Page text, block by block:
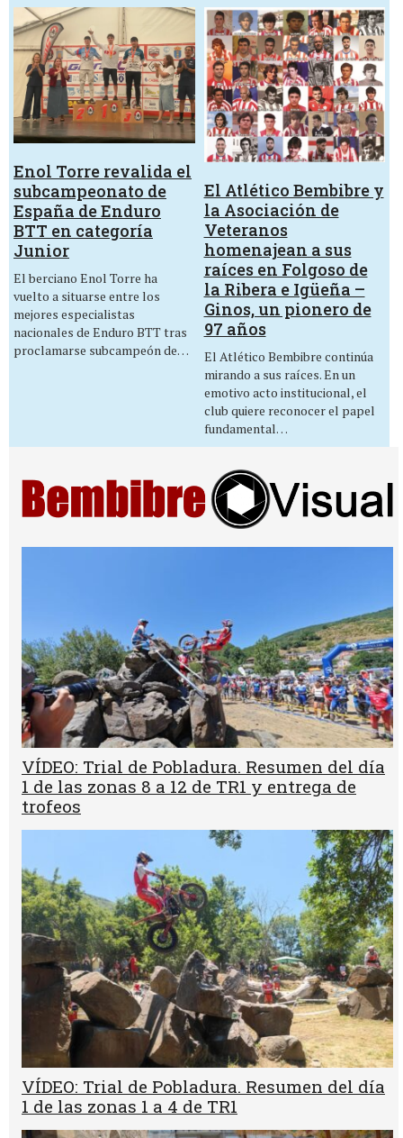
Enol Torre revalida el
subcampeonato de
España de Enduro
BTT en categoría
Junior
El berciano Enol Torre ha
vuelto a situarse entre los
mejores especialistas
nacionales de Enduro BTT tras
proclamarse subcampeón de…
El Atlético Bembibre y
la Asociación de
Veteranos
homenajean a sus
raíces en Folgoso de
la Ribera e Igüeña –
Ginos, un pionero de
97 años
El Atlético Bembibre continúa
mirando a sus raíces. En un
emotivo acto institucional, el
club quiere reconocer el papel
fundamental…
VÍDEO: Trial de Pobladura. Resumen del día
1 de las zonas 8 a 12 de TR1 y entrega de
trofeos
VÍDEO: Trial de Pobladura. Resumen del día
1 de las zonas 1 a 4 de TR1